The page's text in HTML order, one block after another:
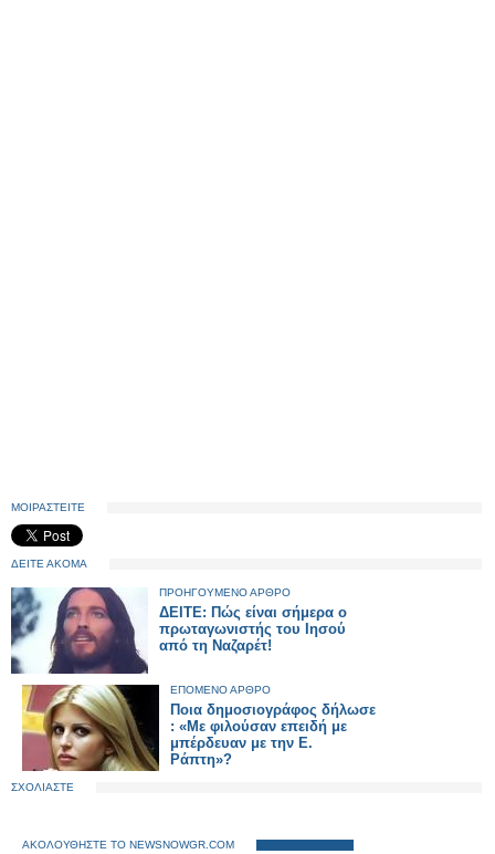
ΜΟΙΡΑΣΤΕΙΤΕ
ΔΕΙΤΕ ΑΚΟΜΑ
ΠΡΟΗΓΟΥΜΕΝΟ ΑΡΘΡΟ
ΔΕΙΤΕ: Πώς είναι σήμερα ο
πρωταγωνιστής του Ιησού
από τη Ναζαρέτ!
ΕΠΟΜΕΝΟ ΑΡΘΡΟ
Ποια δημοσιογράφος δήλωσε
: «Με φιλούσαν επειδή με
μπέρδευαν με την Ε.
Ράπτη»?
ΣΧΟΛΙΑΣΤΕ
ΑΚΟΛΟΥΘΗΣΤΕ ΤΟ NEWSNOWGR.COM